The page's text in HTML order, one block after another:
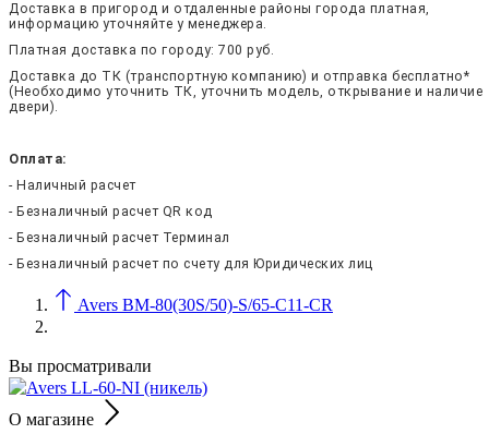
Доставка в пригород и отдаленные районы города платная,
информацию уточняйте у менеджера.
Платная доставка по городу: 700 руб.
Доставка до ТК (транспортную компанию) и отправка бесплатно*
(Необходимо уточнить ТК, уточнить модель, открывание и наличие
двери).
Оплата:
- Наличный расчет
- Безналичный расчет QR код
- Безналичный расчет Терминал
- Безналичный расчет по счету для Юридических лиц
Avers BM-80(30S/50)-S/65-C11-CR
Вы просматривали
О магазине